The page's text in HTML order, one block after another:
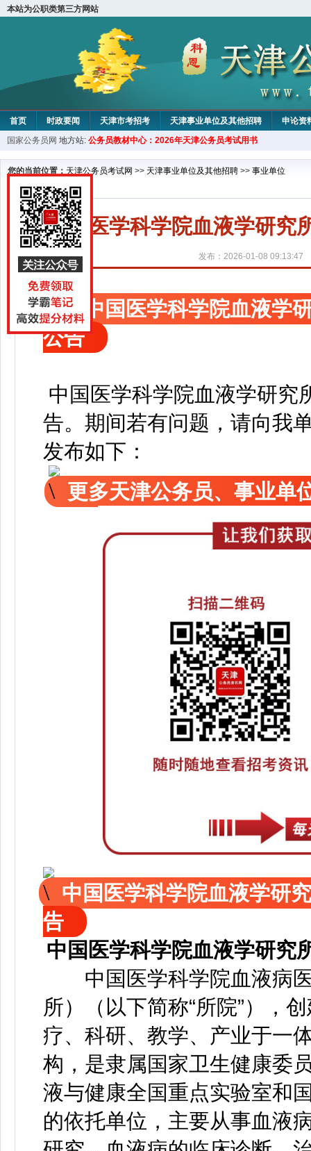
本站为公职类第三方网站
首页 时政要闻 天津市考招考 天津事业单位及其他招聘 申论资
教材中心
国家公务员网 地方站: 公务员教材中心：2026年天津公务员考试用书
您的当前位置： 天津公务员考试网 >> 天津事业单位及其他招聘 >> 事业单位
中国医学科学院血液学研究
发布：2026-01-08 09:13:47
中国医学科学院血液学
公告
中国医学科学院血液学研究
告。 期间若有问题，请向我
发布如下：
更多天津公务员、事业单
中国医学科学院血液学研
告
中国医学科学院血液学研究
中国医学科学院血液病医
所）（以下简称“所院”），
疗、科研、教学、产业于一
构，是隶属国家卫生健康委
液与健康全国重点实验室和
的依托单位，主要从事血液